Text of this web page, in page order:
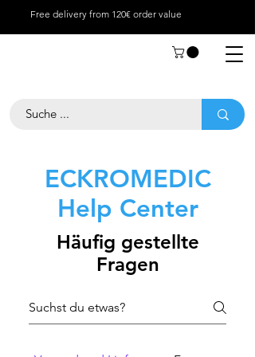
Free delivery from 120€ order value
ECKROMEDIC
Help Center
Häufig gestellte
Fragen